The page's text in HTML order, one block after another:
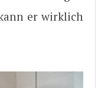
er wirklich